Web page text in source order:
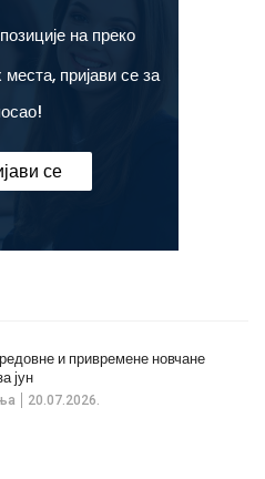
на преко
пријави се за
се
20.07.2026.
и привремене новчане
јун